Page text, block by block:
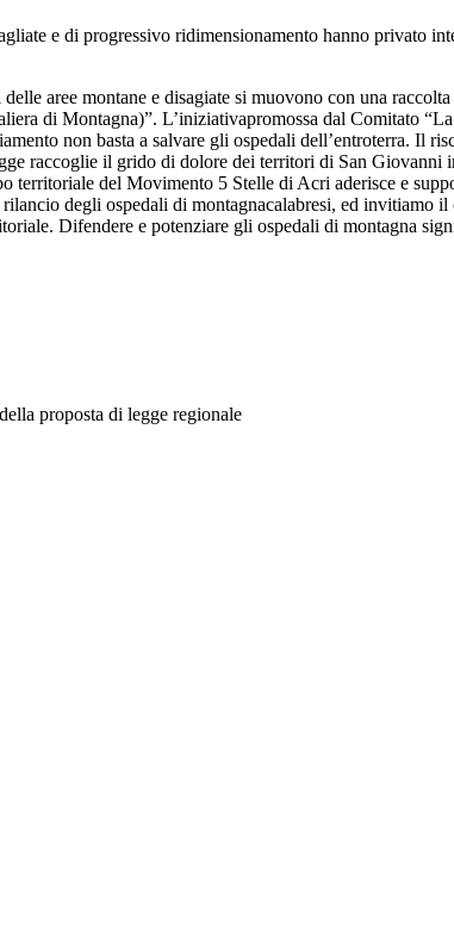
e di progressivo ridimensionamento hanno privato
aree montane e disagiate si muovono con una
di Montagna)”. L’iniziativapromossa dal Comitato
non basta a salvare gli ospedali dell’entroterra. Il
raccoglie il grido di dolore dei territori di San Giovanni
territoriale del Movimento 5 Stelle di Acri aderisce e
degli ospedali di montagnacalabresi, ed invitiamo il
Difendere e potenziare gli ospedali di montagna
proposta di legge regionale